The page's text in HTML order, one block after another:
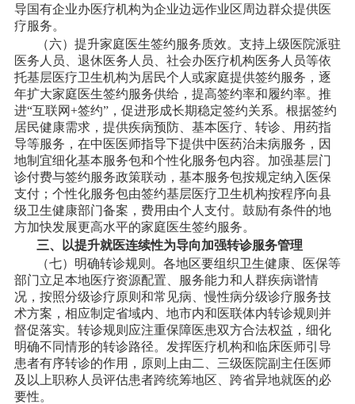
导国有企业办医疗机构为企业边远作业区周边群众提供医
疗服务。
（六）提升家庭医生签约服务质效。支持上级医院派驻
医务人员、退休医务人员、社会办医疗机构医务人员等依
托基层医疗卫生机构为居民个人或家庭提供签约服务，逐
年扩大家庭医生签约服务供给，提高签约率和履约率。推
进“互联网+签约”，促进形成长期稳定签约关系。根据签约
居民健康需求，提供疾病预防、基本医疗、转诊、用药指
导等服务，在中医医师指导下提供中医药治未病服务，因
地制宜细化基本服务包和个性化服务包内容。加强基层门
诊付费与签约服务政策联动，基本服务包按规定纳入医保
支付；个性化服务包由签约基层医疗卫生机构按程序向县
级卫生健康部门备案，费用由个人支付。鼓励有条件的地
方加快发展更高水平的家庭医生签约服务。
三、以提升就医连续性为导向加强转诊服务管理
（七）明确转诊规则。各地区要组织卫生健康、医保等
部门立足本地医疗资源配置、服务能力和人群疾病谱情
况，按照分级诊疗原则和常见病、慢性病分级诊疗服务技
术方案，相应制定省域内、地市内和医联体内转诊规则并
督促落实。转诊规则应注重保障医患双方合法权益，细化
明确不同情形的转诊路径。发挥医疗机构和临床医师引导
患者有序转诊的作用，原则上由二、三级医院副主任医师
及以上职称人员评估患者跨统筹地区、跨省异地就医的必
要性。